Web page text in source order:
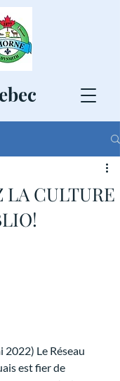
LA CULTURE
2022) Le Réseau
est fier de